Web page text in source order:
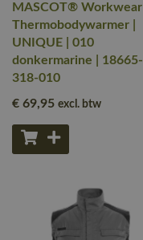
MASCOT® Workwear
Thermobodywarmer |
UNIQUE | 010
donkermarine | 18665-
318-010
€ 69,95 excl. btw